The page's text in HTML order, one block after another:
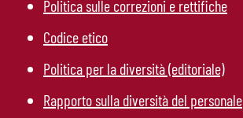
Politica sulle correzioni e rettifiche
Codice etico
Politica per la diversità (editoriale)
Rapporto sulla diversità del personale